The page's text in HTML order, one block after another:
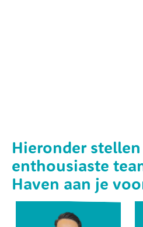
Hieronder
enthousiaste
Haven aan je